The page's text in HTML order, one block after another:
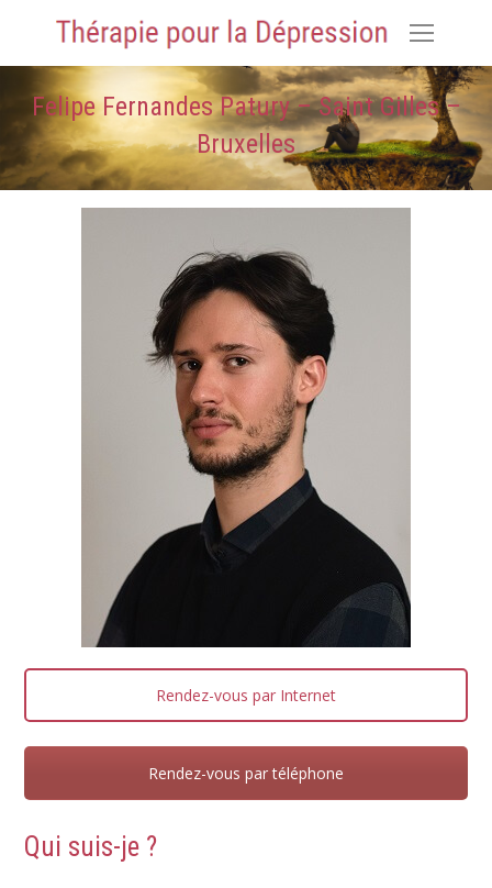
Felipe Fernandes Patury – Saint Gilles –
Bruxelles
Qui suis-je ?
Rendez-vous par Internet
Rendez-vous par téléphone